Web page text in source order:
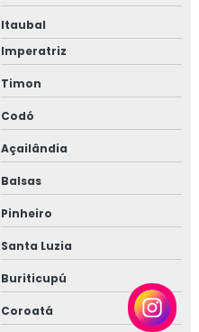
Itaubal
Imperatriz
Timon
Codó
Açailândia
Balsas
Pinheiro
Santa Luzia
Buriticupú
Coroatá